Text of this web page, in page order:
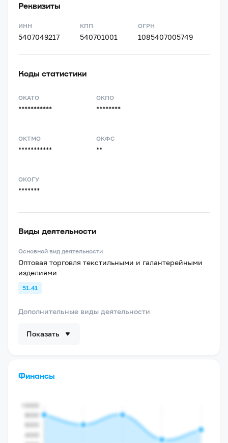
Реквизиты
ИНН
5407049217
КПП
540701001
ОГРН
1085407005749
Коды статистики
ОКАТО
***********
ОКПО
********
ОКТМО
***********
ОКФС
**
ОКОГУ
*******
Виды деятельности
Основной вид деятельности
Оптовая торговля текстильными и галантерейными
изделиями
51.41
Дополнительные виды деятельности
Показать
Финансы